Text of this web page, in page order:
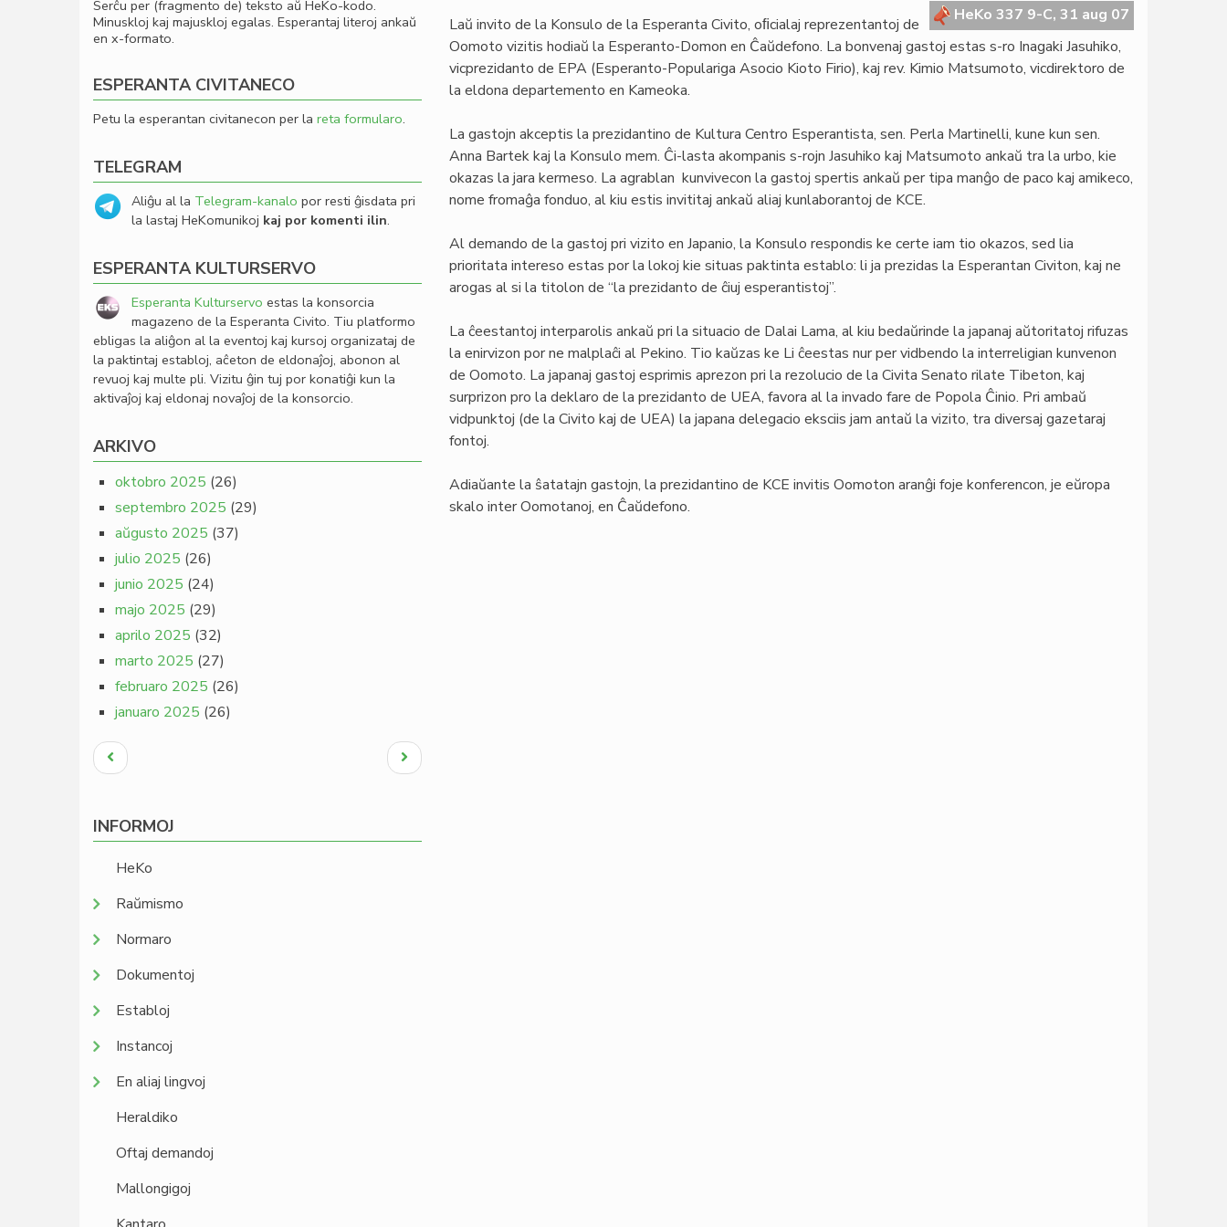
HeKo 337 9-C, 31 aug 07
Laŭ invito de la Konsulo de la Esperanta Civito, oﬁcialaj reprezentantoj de
Oomoto vizitis hodiaŭ la Esperanto-Domon en Ĉaŭdefono. La bonvenaj gastoj estas s-ro Inagaki Jasuhiko,
vicprezidanto de EPA (Esperanto-Populariga Asocio Kioto Firio), kaj rev. Kimio Matsumoto, vicdirektoro de
la eldona departemento en Kameoka.
La gastojn akceptis la prezidantino de Kultura Centro Esperantista, sen. Perla Martinelli, kune kun sen.
Anna Bartek kaj la Konsulo mem. Ĉi-lasta akompanis s-rojn Jasuhiko kaj Matsumoto ankaŭ tra la urbo, kie
okazas la jara kermeso. La agrablan kunvivecon la gastoj spertis ankaŭ per tipa manĝo de paco kaj amikeco,
nome fromaĝa fonduo, al kiu estis invititaj ankaŭ aliaj kunlaborantoj de KCE.
Al demando de la gastoj pri vizito en Japanio, la Konsulo respondis ke certe iam tio okazos, sed lia
prioritata intereso estas por la lokoj kie situas paktinta establo: li ja prezidas la Esperantan Civiton, kaj ne
arogas al si la titolon de “la prezidanto de ĉiuj esperantistoj”.
La ĉeestantoj interparolis ankaŭ pri la situacio de Dalai Lama, al kiu bedaŭrinde la japanaj aŭtoritatoj rifuzas
la enirvizon por ne malplaĉi al Pekino. Tio kaŭzas ke Li ĉeestas nur per vidbendo la interreligian kunvenon
de Oomoto. La japanaj gastoj esprimis aprezon pri la rezolucio de la Civita Senato rilate Tibeton, kaj
surprizon pro la deklaro de la prezidanto de UEA, favora al la invado fare de Popola Ĉinio. Pri ambaŭ
vidpunktoj (de la Civito kaj de UEA) la japana delegacio eksciis jam antaŭ la vizito, tra diversaj gazetaraj
fontoj.
Adiaŭante la ŝatatajn gastojn, la prezidantino de KCE invitis Oomoton aranĝi foje konferencon, je eŭropa
skalo inter Oomotanoj, en Ĉaŭdefono.
Serĉu per (fragmento de) teksto aŭ HeKo-kodo.
Minuskloj kaj majuskloj egalas. Esperantaj literoj ankaŭ
en x-formato.
ESPERANTA CIVITANECO
Petu la esperantan civitanecon per la reta formularo.
TELEGRAM
Aliĝu al la Telegram-kanalo por resti ĝisdata pri
la lastaj HeKomunikoj kaj por komenti ilin.
ESPERANTA KULTURSERVO
Esperanta Kulturservo estas la konsorcia
magazeno de la Esperanta Civito. Tiu platformo
ebligas la aliĝon al la eventoj kaj kursoj organizataj de
la paktintaj establoj, aĉeton de eldonaĵoj, abonon al
revuoj kaj multe pli. Vizitu ĝin tuj por konatiĝi kun la
aktivaĵoj kaj eldonaj novaĵoj de la konsorcio.
ARKIVO
oktobro 2025 (26)
septembro 2025 (29)
aŭgusto 2025 (37)
julio 2025 (26)
junio 2025 (24)
majo 2025 (29)
aprilo 2025 (32)
marto 2025 (27)
februaro 2025 (26)
januaro 2025 (26)
Pagination
Antaŭa
paĝo
Next
page
INFORMOJ
HeKo
Raŭmismo
Normaro
Dokumentoj
Establoj
Instancoj
En aliaj lingvoj
Heraldiko
Oftaj demandoj
Mallongigoj